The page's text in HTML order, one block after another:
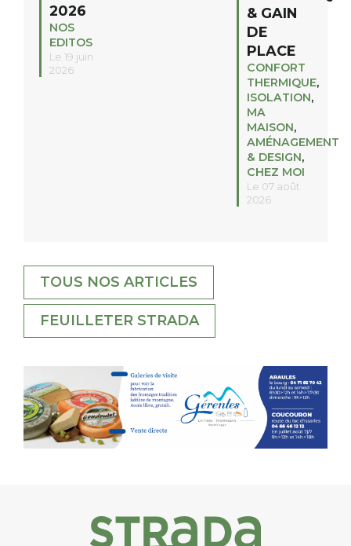
2026
NOS
EDITOS
Le 19 juin
2026
& GAIN
DE
PLACE
CONFORT
THERMIQUE,
ISOLATION,
MA
MAISON,
AMÉNAGEMENT
& DESIGN,
CHEZ MOI
Le 07 août
2026
TOUS NOS ARTICLES
FEUILLETER STRADA